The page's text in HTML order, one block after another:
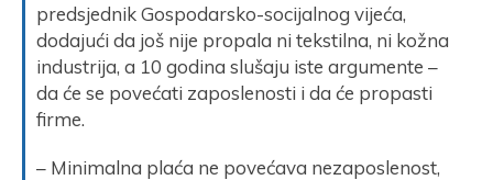
predsjednik Gospodarsko-socijalnog vijeća,
dodajući da još nije propala ni tekstilna, ni kožna
industrija, a 10 godina slušaju iste argumente –
da će se povećati zaposlenosti i da će propasti
firme.
– Minimalna plaća ne povećava nezaposlenost,